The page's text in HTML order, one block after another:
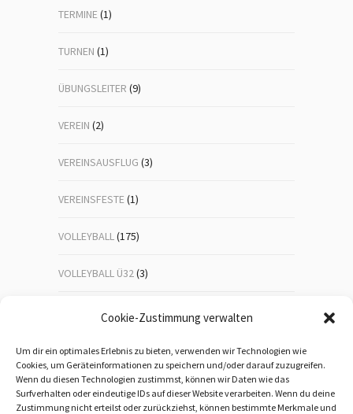
Cookie-Zustimmung verwalten
Um dir ein optimales Erlebnis zu bieten, verwenden wir Technologien wie
Cookies, um Geräteinformationen zu speichern und/oder darauf zuzugreifen.
Wenn du diesen Technologien zustimmst, können wir Daten wie das
Surfverhalten oder eindeutige IDs auf dieser Website verarbeiten. Wenn du deine
Zustimmung nicht erteilst oder zurückziehst, können bestimmte Merkmale und
TERMINE(1)
TURNEN (1)
ÜBUNGSLEITER (9)
VEREIN (2)
VEREINSAUSFLUG (3)
VEREINSFESTE(1)
VOLLEYBALL(175)
VOLLEYBALL Ü32(3)
VOLLEYBALL-JUGEND (23)
WANDERN(192)
WEIHNACHTSFEIER(1)